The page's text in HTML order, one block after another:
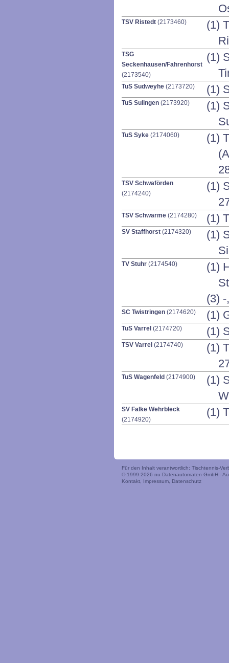
TSV Ristedt (2173460)
(1)
TSG
Seckenhausen/Fahrenhorst
(2173540)
(1)
TuS Sudweyhe (2173720) (1)
TuS Sulingen (2173920)
(1)
TuS Syke (2174060)
(1)
TSV Schwaförden
(2174240)
(1)
TSV Schwarme (2174280) (1)
SV Staffhorst (2174320)
(1)
TV Stuhr (2174540)
(1)
(3)
SC Twistringen (2174620) (1)
TuS Varrel (2174720) (1)
TSV Varrel (2174740)
(1)
TuS Wagenfeld (2174900)
(1)
SV Falke Wehrbleck
(2174920)
(1)
Für den Inhalt verantwortlich: Tischtennis-
© 1999-2026 nu Datenautomaten GmbH -
Kontakt
Impressum Datenschutz